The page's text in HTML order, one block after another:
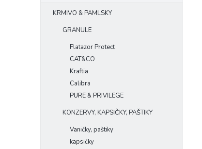
KRMIVO & PAMLSKY
GRANULE
Flatazor Protect
CAT&CO
Kraftia
Calibra
PURE & PRIVILEGE
KONZERVY, KAPSIČKY, PAŠTIKY
Vaničky, paštiky
kapsičky